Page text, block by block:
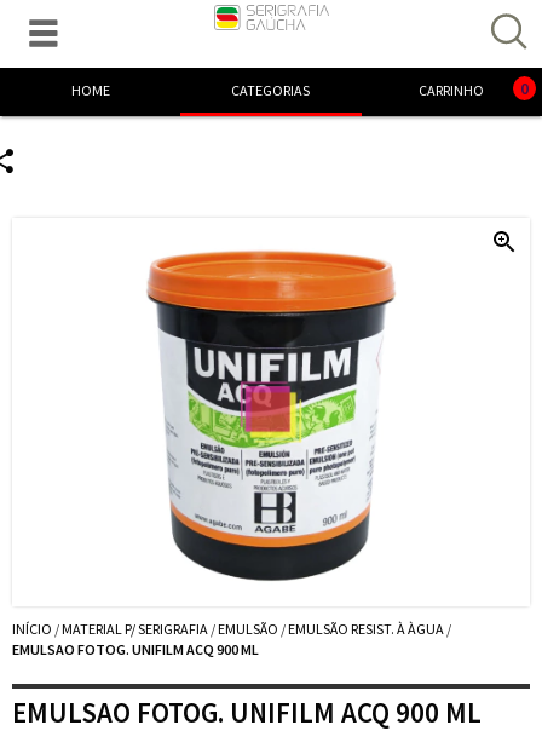
HOME CATEGORIAS CARRINHO 0
Excelente! Já adicionamos o produto ao carrinho.
INÍCIO /MATERIAL P/ SERIGRAFIA /EMULSÃO /EMULSÃO RESIST. À ÀGUA /
EMULSAO FOTOG. UNIFILM ACQ 900 ML
EMULSAO FOTOG. UNIFILM ACQ 900 ML